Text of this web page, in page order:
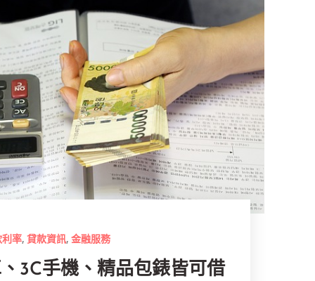
率, 貸款資訊, 金融服務
3C手機、精品包錶皆可借‎